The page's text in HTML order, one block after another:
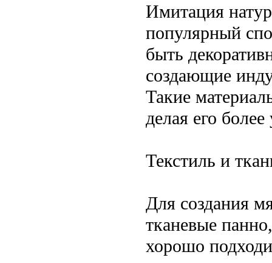
Имитация
популярный
быть
создающие
Такие
делая его
Текстиль и
Для создания
тканевые
хорошо